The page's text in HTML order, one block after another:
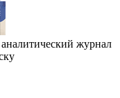
журнал